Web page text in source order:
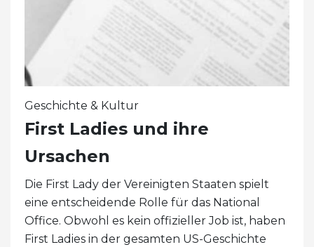
Geschichte & Kultur
First Ladies und ihre
Ursachen
Die First Lady der Vereinigten Staaten spielt
eine entscheidende Rolle für das National
Office. Obwohl es kein offizieller Job ist, haben
First Ladies in der gesamten US-Geschichte